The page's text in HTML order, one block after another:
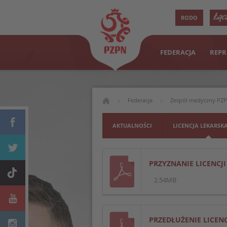
RODO
FEDERACJA
Federacja Zespół medyczny
AKTUALNOŚCI LICENCJA
PRZYZNANIE
2.54MB
PRZEDŁUŻENIE